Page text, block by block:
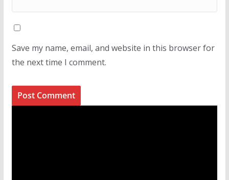
Save my name, email, and website in this browser for
the next time I comment.